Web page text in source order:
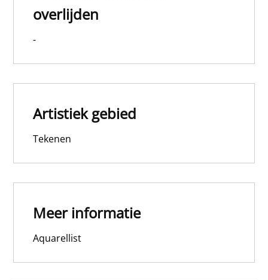
overlijden
-
Artistiek gebied
Tekenen
Meer informatie
Aquarellist